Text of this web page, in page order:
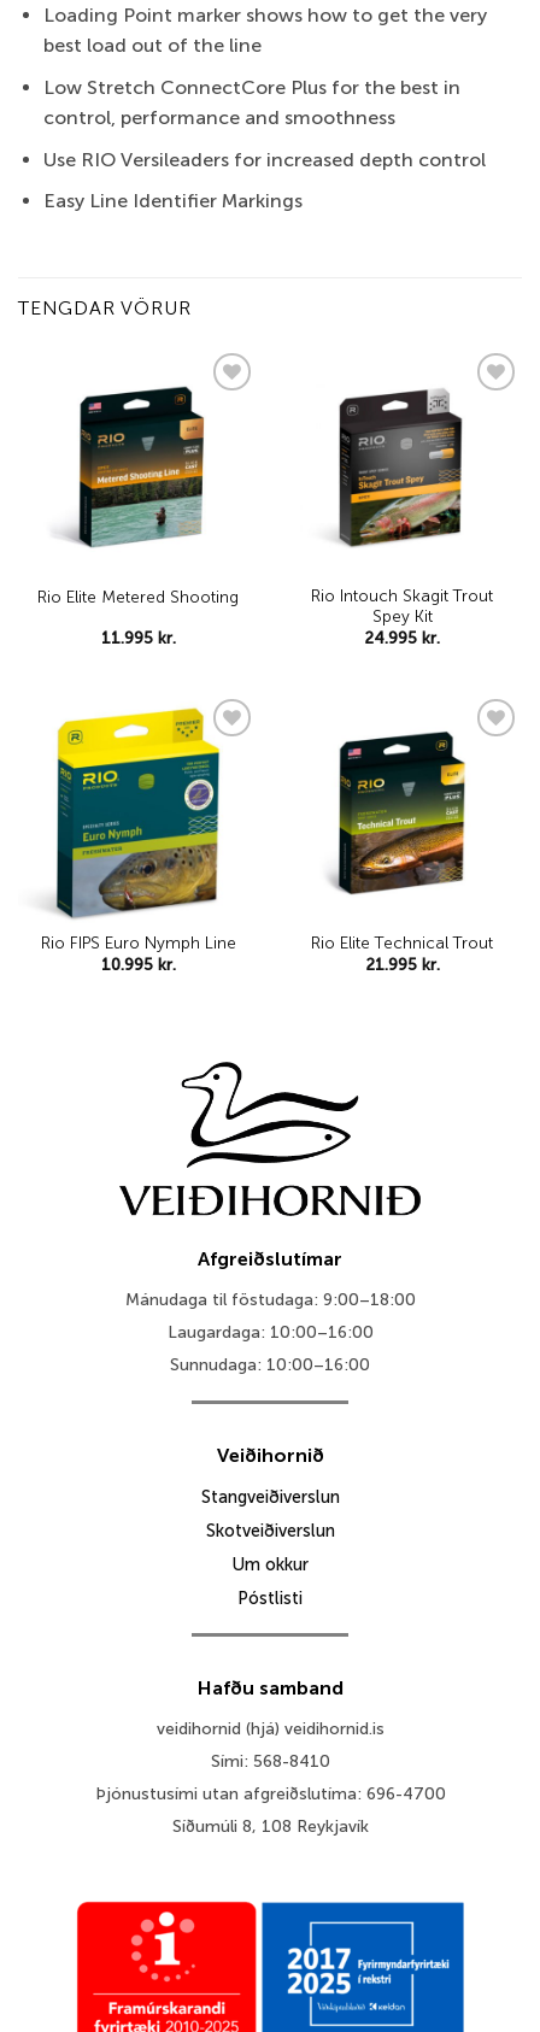
Loading Point marker shows how to get the very
best load out of the line
Low Stretch ConnectCore Plus for the best in
control, performance and smoothness
Use RIO Versileaders for increased depth control
Easy Line Identifier Markings
TENGDAR VÖRUR
wishlist
Rio Elite Metered Shooting
11.995 kr.
Rio Intouch Skagit Trout
Spey Kit
24.995 kr.
Add to
wishlist
Rio FIPS Euro Nymph Line
10.995 kr.
wishlist
Rio Elite Technical Trout
21.995 kr.
Afgreiðslutímar
Mánudaga til föstudaga: 9:00–18:00
Laugardaga: 10:00–16:00
Sunnudaga: 10:00–16:00
Veiðihornið
Stangveiðiverslun
Skotveiðiverslun
Um okkur
Póstlisti
Hafðu samband
veidihornid (hjá) veidihornid.is
Sími: 568-8410
Þjónustusími utan afgreiðslutíma: 696-4700
Síðumúli 8, 108 Reykjavík